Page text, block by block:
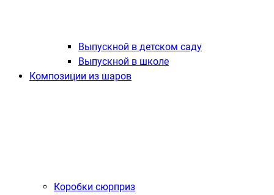
Выпускной в детском саду
Выпускной в школе
Композиции из шаров
Коробки сюрприз